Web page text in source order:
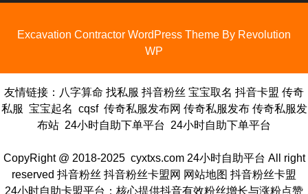
Excavation Contractor WordPress Theme By Revolution
WP
友情链接： 八字算命 找私服 抖音粉丝 宝宝取名 抖音卡盟 传奇
私服 宝宝起名 cqsf 传奇私服发布网 传奇私服发布 传奇私服发
布站 24小时自助下单平台 24小时自助下单平台
CopyRight @ 2018-2025 cyxtxs.com 24小时自助平台 All right
reserved 抖音粉丝 抖音粉丝卡盟网 网站地图 抖音粉丝卡盟
24小时自助卡盟平台：核心提供抖音有效粉丝增长与涨粉点赞